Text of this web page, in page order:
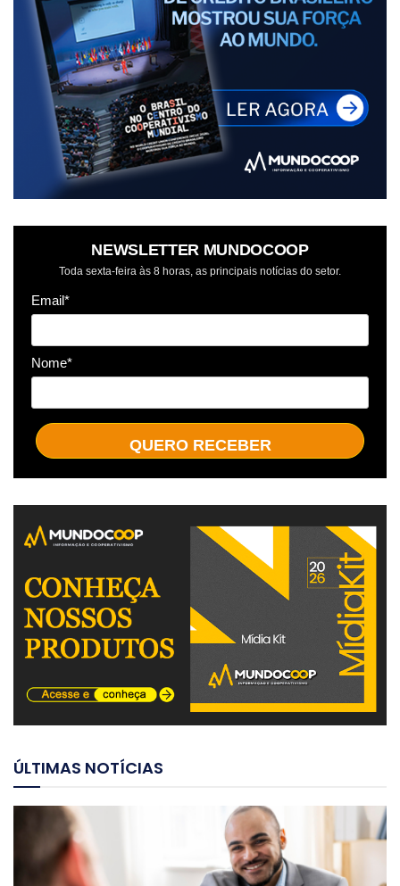
NEWSLETTER MUNDOCOOP
Toda sexta-feira às 8 horas, as principais notícias do setor.
Email*
Nome*
QUERO RECEBER
ÚLTIMAS NOTÍCIAS